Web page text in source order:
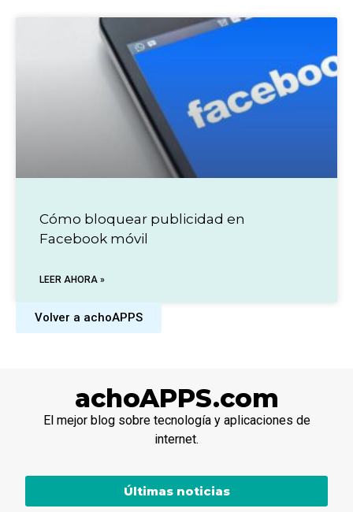
Cómo bloquear publicidad en
Facebook móvil
LEER AHORA »
Volver a achoAPPS
achoAPPS.com
El mejor blog sobre tecnología y aplicaciones de
internet.
Últimas noticias